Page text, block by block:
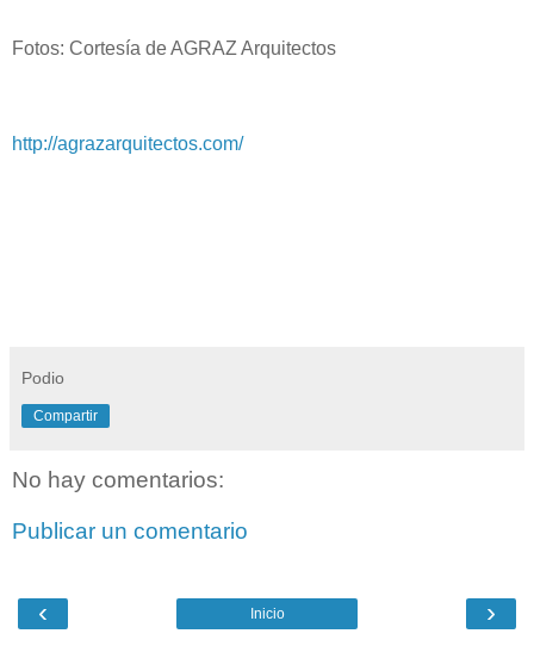
Fotos: Cortesía de AGRAZ Arquitectos
http://agrazarquitectos.com/
Podio
Compartir
No hay comentarios:
Publicar un comentario
‹ ›
Inicio